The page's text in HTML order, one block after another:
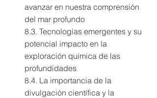
avanzar en nuestra comprensión
del mar profundo
8.3. Tecnologías emergentes y su
potencial impacto en la
exploración química de las
profundidades
8.4. La importancia de la
divulgación científica y la